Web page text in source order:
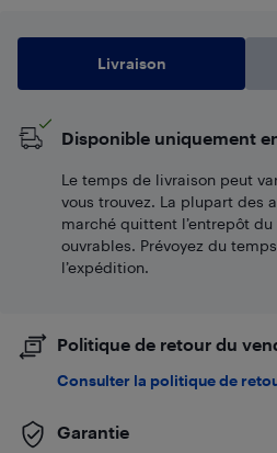
Livraison
Disponible uniquement
Le temps de livraison peut
vous trouvez. La plupart des
marché quittent l’entrepôt
ouvrables. Prévoyez du
l’expédition.
Politique de retour du
Consulter la politique de
Garantie